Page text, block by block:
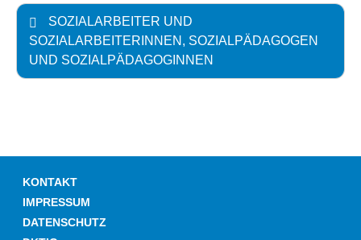
SOZIALARBEITER UND
SOZIALARBEITERINNEN, SOZIALPÄDAGOGEN
UND SOZIALPÄDAGOGINNEN
KONTAKT
IMPRESSUM
DATENSCHUTZ